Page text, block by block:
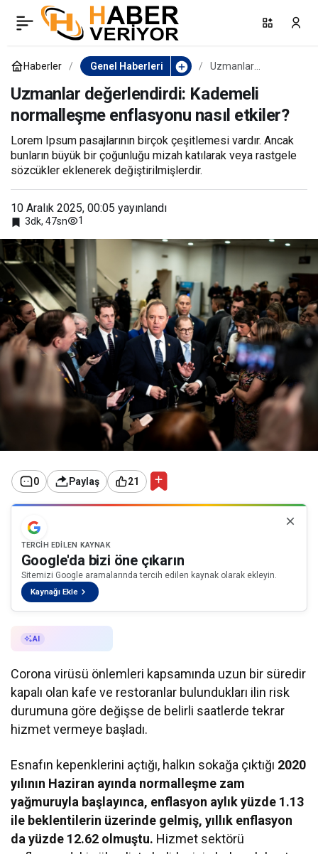
Haberler Genel Haberleri
Uzmanlar
Kademeli
normalleşme
enflasyonu nasıl
etkiler?
Uzmanlar değerlendirdi: Kademeli
normalleşme enflasyonu nasıl etkiler?
Lorem Ipsum pasajlarının birçok çeşitlemesi vardır. Ancak
bunların büyük bir çoğunluğu mizah katılarak veya rastgele
sözcükler eklenerek değiştirilmişlerdir.
10 Aralık 2025, 00:05 yayınlandı
3dk, 47sn 1
0 Paylaş 21
TERCIH EDILEN KAYNAK
Google'da bizi öne çıkarın
Sitemizi Google aramalarında tercih edilen kaynak olarak ekleyin.
Kaynağı Ekle
AI
Corona virüsü önlemleri kapsamında uzun bir süredir
kapalı olan kafe ve restoranlar bulundukları ilin risk
durumuna göre değişse de belirli saatlerde tekrar
hizmet vermeye başladı.
Esnafın kepenklerini açtığı, halkın sokağa çıktığı 2020
yılının Haziran ayında normalleşme zam
yağmuruyla başlayınca, enflasyon aylık yüzde 1.13
ile beklentilerin üzerinde gelmiş, yıllık enflasyon
da yüzde 12.62 olmuştu. Hizmet sektörü
İçişleri Bakanlığı,
Türkiye’deki Suriyeli
sayısını açıkladı
Paylaş